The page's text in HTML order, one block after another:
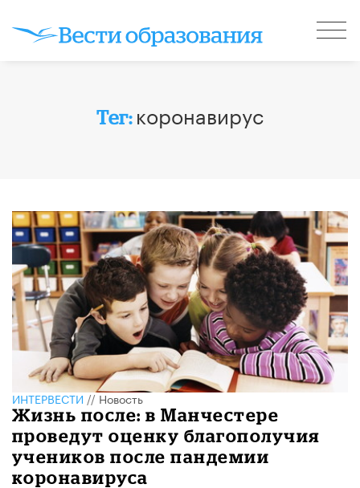
Тег: коронавирус
ИНТЕРВЕСТИ//Новость
Жизнь после: в Манчестере
проведут оценку благополучия
учеников после пандемии
коронавируса